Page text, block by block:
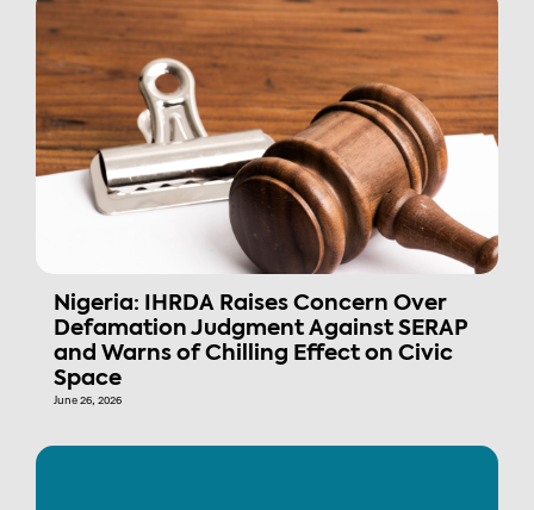
Nigeria: IHRDA Raises Concern Over
Defamation Judgment Against SERAP
and Warns of Chilling Effect on Civic
Space
June 26, 2026